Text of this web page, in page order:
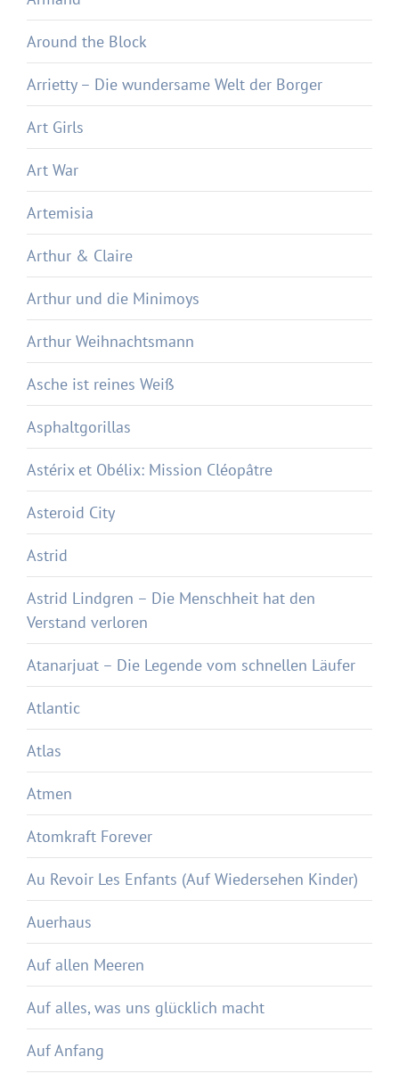
Around the Block
Arrietty – Die wundersame Welt der Borger
Art Girls
Art War
Artemisia
Arthur & Claire
Arthur und die Minimoys
Arthur Weihnachtsmann
Asche ist reines Weiß
Asphaltgorillas
Astérix et Obélix: Mission Cléopâtre
Asteroid City
Astrid
Astrid Lindgren – Die Menschheit hat den
Verstand verloren
Atanarjuat – Die Legende vom schnellen Läufer
Atlantic
Atlas
Atmen
Atomkraft Forever
Au Revoir Les Enfants (Auf Wiedersehen Kinder)
Auerhaus
Auf allen Meeren
Auf alles, was uns glücklich macht
Auf Anfang